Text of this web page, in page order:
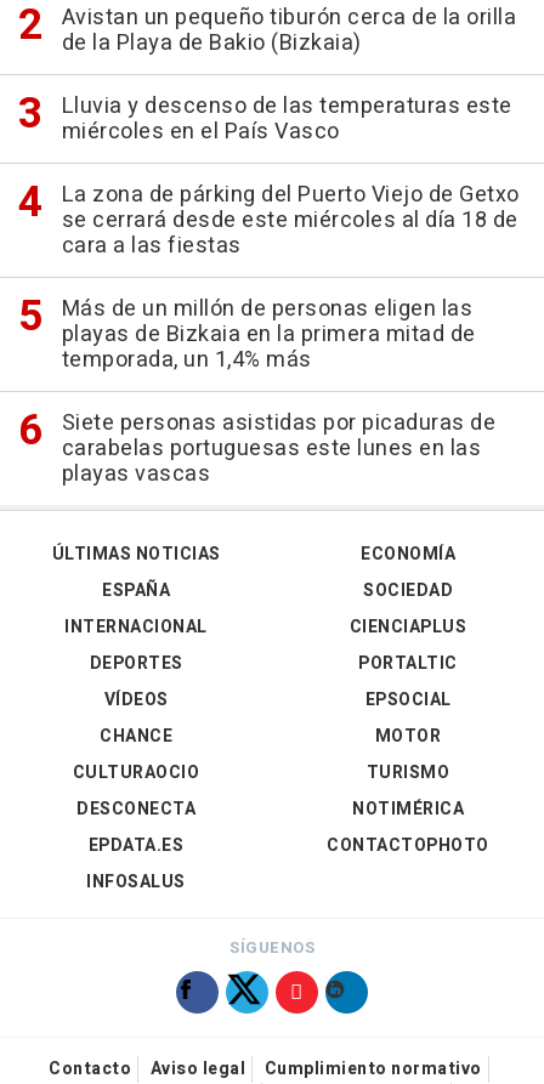
Avistan un pequeño tiburón cerca de la orilla
de la Playa de Bakio (Bizkaia)
Lluvia y descenso de las temperaturas este
miércoles en el País Vasco
La zona de párking del Puerto Viejo de Getxo
se cerrará desde este miércoles al día 18 de
cara a las fiestas
Más de un millón de personas eligen las
playas de Bizkaia en la primera mitad de
temporada, un 1,4% más
Siete personas asistidas por picaduras de
carabelas portuguesas este lunes en las
playas vascas
ÚLTIMAS NOTICIAS
ESPAÑA
INTERNACIONAL
DEPORTES
VÍDEOS
ECONOMÍA
SOCIEDAD
CIENCIAPLUS
PORTALTIC
EPSOCIAL
CHANCE
CULTURAOCIO
DESCONECTA
EPDATA.ES
INFOSALUS
MOTOR
TURISMO
NOTIMÉRICA
CONTACTOPHOTO
SÍGUENOS
Contacto Aviso legal
Cumplimiento normativo